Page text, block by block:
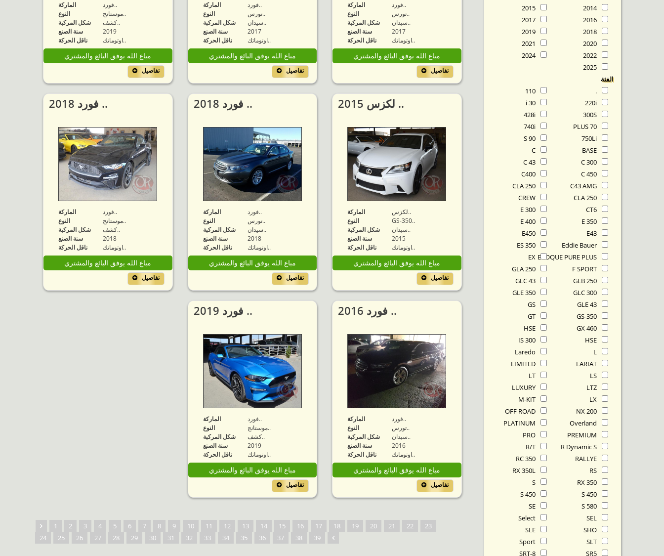
الماركة
فورد..
النوع
تورس..
شكل المركبة
سيدان..
سنة الصنع
2017
ناقل الحركة
اوتوماتك..
مباع الله يوفق البائع والمشتري
تفاصيل
الماركة
فورد..
النوع
تورس..
شكل المركبة
سيدان..
سنة الصنع
2017
ناقل الحركة
اوتوماتك..
مباع الله يوفق البائع والمشتري
تفاصيل
الماركة
فورد..
النوع
موستانج..
شكل المركبة
كشف..
سنة الصنع
2019
ناقل الحركة
اوتوماتك..
مباع الله يوفق البائع والمشتري
تفاصيل
2015 لكزس ..
الماركة
لكزس..
النوع
GS-350..
شكل المركبة
سيدان..
سنة الصنع
2015
ناقل الحركة
اوتوماتك..
مباع الله يوفق البائع والمشتري
تفاصيل
2018 فورد ..
الماركة
فورد..
النوع
تورس..
شكل المركبة
سيدان..
سنة الصنع
2018
ناقل الحركة
اوتوماتك..
مباع الله يوفق البائع والمشتري
تفاصيل
2018 فورد ..
الماركة
فورد..
النوع
موستانج..
شكل المركبة
كشف..
سنة الصنع
2018
ناقل الحركة
اوتوماتك..
مباع الله يوفق البائع والمشتري
تفاصيل
2016 فورد ..
الماركة
فورد..
النوع
تورس..
شكل المركبة
سيدان..
سنة الصنع
2016
ناقل الحركة
اوتوماتك..
مباع الله يوفق البائع والمشتري
تفاصيل
2019 فورد ..
الماركة
فورد..
النوع
موستانج..
شكل المركبة
كشف..
سنة الصنع
2019
ناقل الحركة
اوتوماتك..
مباع الله يوفق البائع والمشتري
تفاصيل
1 2 3 4 5 6 7 8 9 10 11 12 13 14 15 16 17 18 19 20 21 22
23
24
25 26 27 28 29 30 31 32 33 34 35 36 37 38 39
2014
2024
الفئة
.